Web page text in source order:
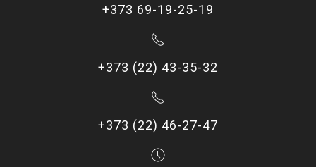
+373 69-19-25-19
+373 (22) 43-35-32
+373 (22) 46-27-47